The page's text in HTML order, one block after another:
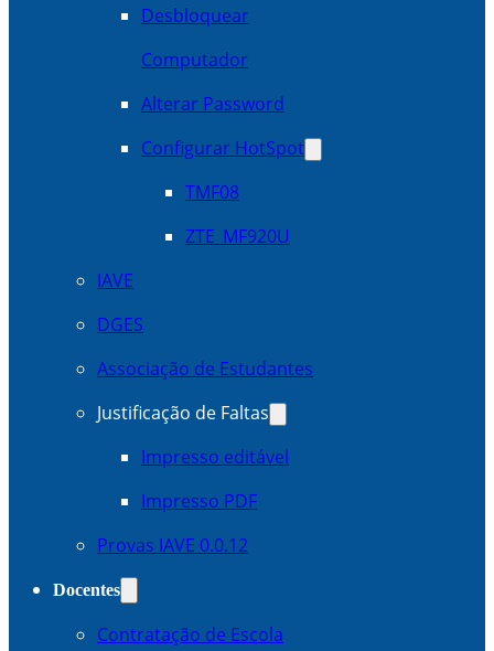
Desbloquear
Computador
Alterar Password
Configurar HotSpot
TMF08
ZTE_MF920U
IAVE
DGES
Associação de Estudantes
Justificação de Faltas
Impresso editável
Impresso PDF
Provas IAVE 0.0.12
Docentes
Contratação de Escola